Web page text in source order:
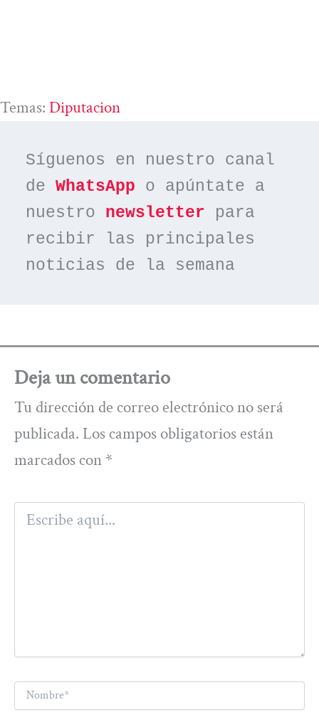
Temas: Diputacion
Síguenos en nuestro canal
de WhatsApp o apúntate a
nuestro newsletter para
recibir las principales
noticias de la semana
Deja un comentario
Tu dirección de correo electrónico no será
publicada. Los campos obligatorios están
marcados con *
Escribe
aquí...
Nombre*